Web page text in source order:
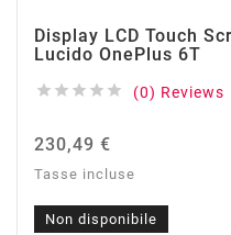
Display LCD Touch
Lucido OnePlus 6T
     (0) Reviews
230,49 €
Tasse incluse
Non disponibile